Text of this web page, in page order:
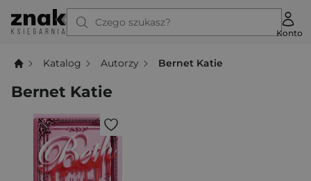
Czego szukasz?
Konto
Katalog Autorzy Bernet Katie
Bernet Katie